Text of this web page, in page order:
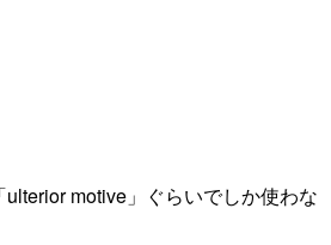
motive」ぐらいでしか使わな